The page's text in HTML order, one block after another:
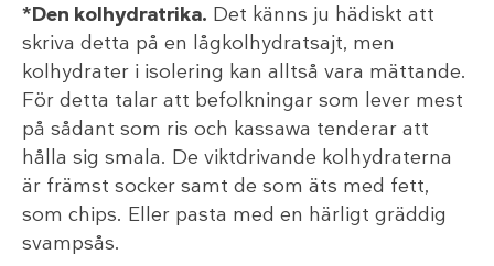
*Den kolhydratrika. Det känns ju hädiskt att
skriva detta på en lågkolhydratsajt, men
kolhydrater i isolering kan alltså vara mättande.
För detta talar att befolkningar som lever mest
på sådant som ris och kassawa tenderar att
hålla sig smala. De viktdrivande kolhydraterna
är främst socker samt de som äts med fett,
som chips. Eller pasta med en härligt gräddig
svampsås.